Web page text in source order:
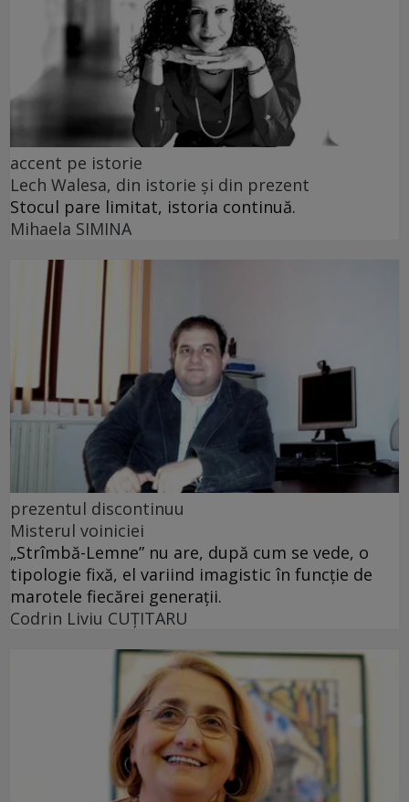
accent pe istorie
Lech Walesa, din istorie și din prezent
Stocul pare limitat, istoria continuă.
Mihaela SIMINA
prezentul discontinuu
Misterul voiniciei
„Strîmbă-Lemne” nu are, după cum se vede, o
tipologie fixă, el variind imagistic în funcţie de
marotele fiecărei generaţii.
Codrin Liviu CUŢITARU